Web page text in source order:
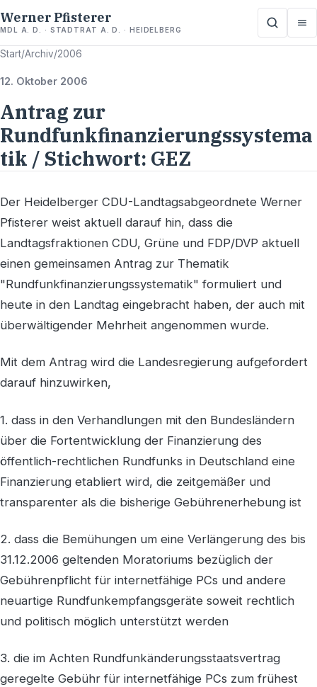
Werner Pfisterer
MDL A. D. · STADTRAT A. D. · HEIDELBERG
Start/Archiv/2006
12. Oktober 2006
Antrag zur
Rundfunkfinanzierungssystema
tik / Stichwort: GEZ
Der Heidelberger CDU-Landtagsabgeordnete Werner
Pfisterer weist aktuell darauf hin, dass die
Landtagsfraktionen CDU, Grüne und FDP/DVP aktuell
einen gemeinsamen Antrag zur Thematik
"Rundfunkfinanzierungssystematik" formuliert und
heute in den Landtag eingebracht haben, der auch mit
überwältigender Mehrheit angenommen wurde.
Mit dem Antrag wird die Landesregierung aufgefordert
darauf hinzuwirken,
1. dass in den Verhandlungen mit den Bundesländern
über die Fortentwicklung der Finanzierung des
öffentlich-rechtlichen Rundfunks in Deutschland eine
Finanzierung etabliert wird, die zeitgemäßer und
transparenter als die bisherige Gebührenerhebung ist
2. dass die Bemühungen um eine Verlängerung des bis
31.12.2006 geltenden Moratoriums bezüglich der
Gebührenpflicht für internetfähige PCs und andere
neuartige Rundfunkempfangsgeräte soweit rechtlich
und politisch möglich unterstützt werden
3. die im Achten Rundfunkänderungsstaatsvertrag
geregelte Gebühr für internetfähige PCs zum frühest